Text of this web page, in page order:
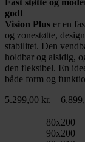
Fast støtte og
godt
Vision Plus er en
og zonestøtte,
stabilitet. Den
holdbar og alsidig,
den fleksibel. En
både form og
5.299,00 kr. –
80x200
90x200